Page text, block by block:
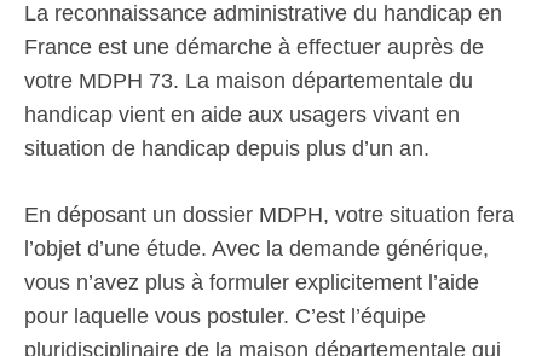
La reconnaissance administrative du handicap en
France est une démarche à effectuer auprès de
votre MDPH 73. La maison départementale du
handicap vient en aide aux usagers vivant en
situation de handicap depuis plus d’un an.
En déposant un dossier MDPH, votre situation fera
l’objet d’une étude. Avec la demande générique,
vous n’avez plus à formuler explicitement l’aide
pour laquelle vous postuler. C’est l’équipe
pluridisciplinaire de la maison départementale qui